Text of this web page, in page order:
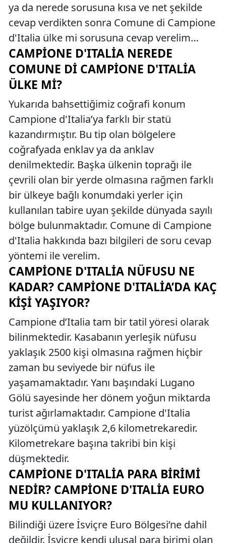
ya da nerede sorusuna kısa ve net şekilde
cevap verdikten sonra Comune di Campione
d'Italia ülke mi sorusuna cevap verelim…
CAMPIONE D'ITALIA NEREDE
COMUNE DI CAMPIONE D'ITALIA
ÜLKE MI?
Yukarıda bahsettiğimiz coğrafi konum
Campione d'Italia’ya farklı bir statü
kazandırmıştır. Bu tip olan bölgelere
coğrafyada enklav ya da anklav
denilmektedir. Başka ülkenin toprağı ile
çevrili olan bir yerde olmasına rağmen farklı
bir ülkeye bağlı konumdaki yerler için
kullanılan tabire uyan şekilde dünyada sayılı
bölge bulunmaktadır. Comune di Campione
d'Italia hakkında bazı bilgileri de soru cevap
yöntemi ile verelim.
CAMPIONE D'ITALIA NÜFUSU NE
KADAR? CAMPIONE D'ITALIA’DA KAÇ
KIŞI YAŞIYOR?
Campione d’Italia tam bir tatil yöresi olarak
bilinmektedir. Kasabanın yerleşik nüfusu
yaklaşık 2500 kişi olmasına rağmen hiçbir
zaman bu seviyede bir nüfus ile
yaşamamaktadır. Yanı başındaki Lugano
Gölü sayesinde her dönem yoğun miktarda
turist ağırlamaktadır. Campione d'Italia
yüzölçümü yaklaşık 2,6 kilometrekaredir.
Kilometrekare başına takribi bin kişi
düşmektedir.
CAMPIONE D'ITALIA PARA BIRIMI
NEDIR? CAMPIONE D'ITALIA EURO
MU KULLANIYOR?
Bilindiği üzere İsviçre Euro Bölgesi’ne dahil
değildir. İsviçre kendi ulusal para birimi olan